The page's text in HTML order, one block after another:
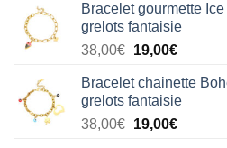
initial
était :
38,00€.
actuel
est :
19,00€.
Bracelet gourmette
grelots fantaisie
38,00€ Le
initial
était :
38,00€.
19,00€Le
actuel
est :
19,00€.
Bracelet chainette
grelots fantaisie
38,00€ Le
19,00€Le